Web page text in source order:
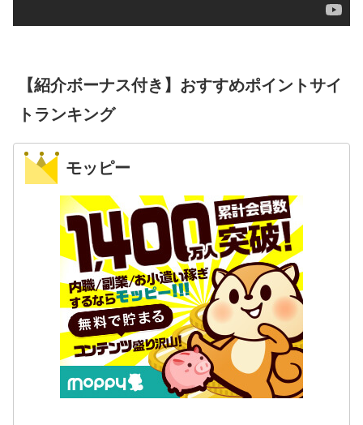
【紹介ボーナス付き】おすすめポイントサイ
トランキング
モッピー